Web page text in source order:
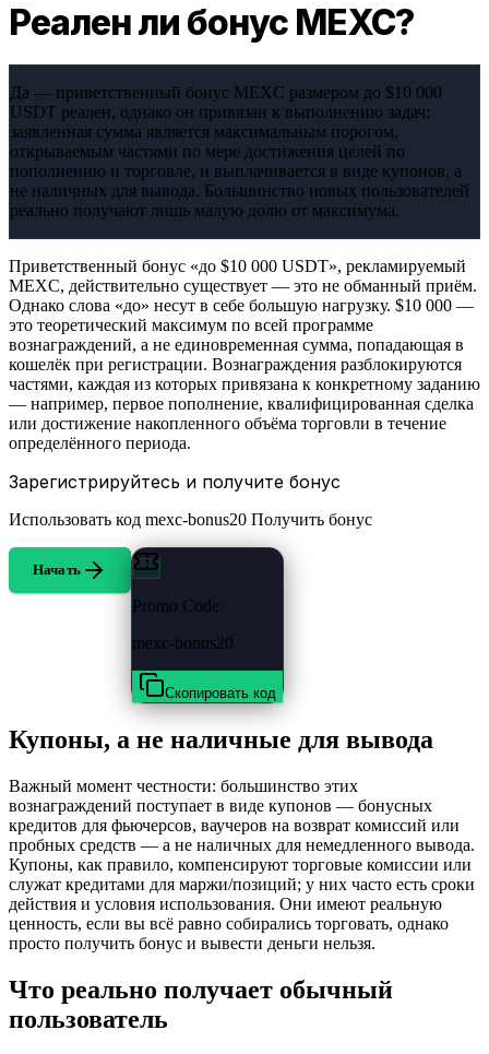
Реален ли бонус MEXC?
Да — приветственный бонус MEXC размером до $10 000
USDT реален, однако он привязан к выполнению задач:
заявленная сумма является максимальным порогом,
открываемым частями по мере достижения целей по
пополнению и торговле, и выплачивается в виде купонов, а
не наличных для вывода. Большинство новых пользователей
реально получают лишь малую долю от максимума.
Приветственный бонус «до $10 000 USDT», рекламируемый
MEXC, действительно существует — это не обманный приём.
Однако слова «до» несут в себе большую нагрузку. $10 000 —
это теоретический максимум по всей программе
вознаграждений, а не единовременная сумма, попадающая в
кошелёк при регистрации. Вознаграждения разблокируются
частями, каждая из которых привязана к конкретному заданию
— например, первое пополнение, квалифицированная сделка
или достижение накопленного объёма торговли в течение
определённого периода.
Зарегистрируйтесь и получите бонус
Использовать код mexc-bonus20 Получить бонус
Начать
Promo Code
mexc-bonus20
Скопировать код
Купоны, а не наличные для вывода
Важный момент честности: большинство этих
вознаграждений поступает в виде купонов — бонусных
кредитов для фьючерсов, ваучеров на возврат комиссий или
пробных средств — а не наличных для немедленного вывода.
Купоны, как правило, компенсируют торговые комиссии или
служат кредитами для маржи/позиций; у них часто есть сроки
действия и условия использования. Они имеют реальную
ценность, если вы всё равно собирались торговать, однако
просто получить бонус и вывести деньги нельзя.
Что реально получает обычный
пользователь